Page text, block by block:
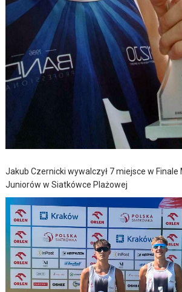
Jakub Czernicki wywalczył 7 miejsce w
Juniorów w Siatkówce Plażowej